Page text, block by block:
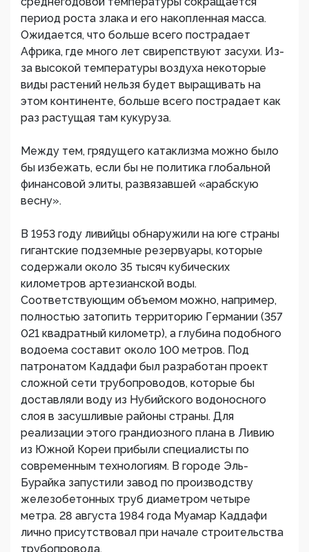
период роста злака и его накопленная масса.
Ожидается, что больше всего пострадает
Африка, где много лет свирепствуют засухи. Из-
за высокой температуры воздуха некоторые
виды растений нельзя будет выращивать на
этом континенте, больше всего пострадает как
раз растущая там кукуруза.
Между тем, грядущего катаклизма можно было
бы избежать, если бы не политика глобальной
финансовой элиты, развязавшей «арабскую
весну».
В 1953 году ливийцы обнаружили на юге страны
гигантские подземные резервуары, которые
содержали около 35 тысяч кубических
километров артезианской воды.
Соответствующим объемом можно, например,
полностью затопить территорию Германии (357
021 квадратный километр), а глубина подобного
водоема составит около 100 метров. Под
патронатом Каддафи был разработан проект
сложной сети трубопроводов, которые бы
доставляли воду из Нубийского водоносного
слоя в засушливые районы страны. Для
реализации этого грандиозного плана в Ливию
из Южной Кореи прибыли специалисты по
современным технологиям. В городе Эль-
Бурайка запустили завод по производству
железобетонных труб диаметром четыре
метра. 28 августа 1984 года Муамар Каддафи
лично присутствовал при начале строительства
трубопровода.